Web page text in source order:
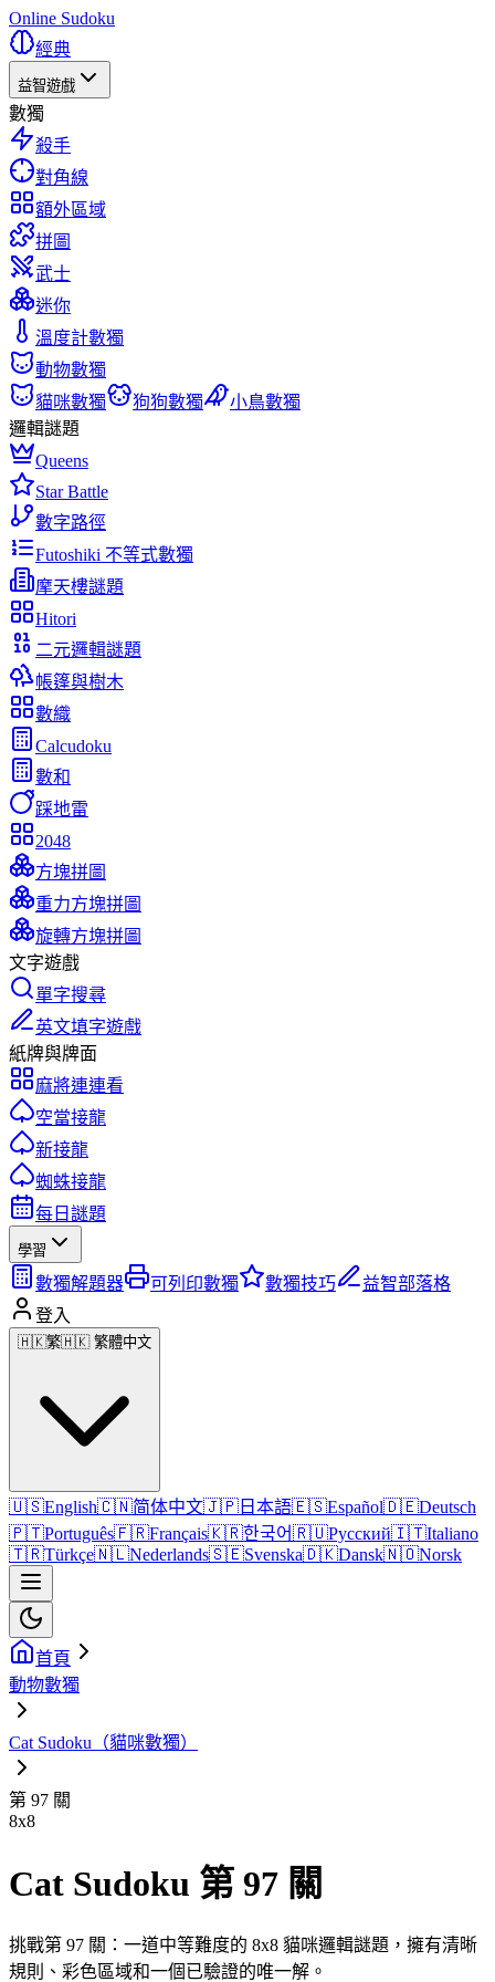
Online Sudoku
經典
益智遊戲
數獨
殺手
對角線
額外區域
拼圖
武士
迷你
溫度計數獨
動物數獨
貓咪數獨
狗狗數獨
小鳥數獨
邏輯謎題
Queens
Star Battle
數字路徑
Futoshiki 不等式數獨
摩天樓謎題
Hitori
二元邏輯謎題
帳篷與樹木
數織
Calcudoku
數和
踩地雷
2048
方塊拼圖
重力方塊拼圖
旋轉方塊拼圖
文字遊戲
單字搜尋
英文填字遊戲
紙牌與牌面
麻將連連看
空當接龍
新接龍
蜘蛛接龍
每日謎題
學習
數獨解題器 可列印數獨 數獨技巧
益智部落格
登入
🇭🇰繁🇭🇰 繁體中文
🇺🇸English🇨🇳简体中文🇯🇵 日本語🇪🇸Español🇩🇪Deutsch
🇵🇹Português🇫🇷Français🇰🇷한국어🇷🇺Русский🇮🇹Italiano
🇹🇷Türkçe🇳🇱Nederlands🇸🇪Svenska🇩🇰Dansk🇳🇴Norsk
首頁
動物數獨
Cat Sudoku（貓咪數獨）
第 97 關
8x8
Cat Sudoku 第 97 關
挑戰第 97 關：一道中等難度的 8x8 貓咪邏輯謎題，擁有清晰
規則、彩色區域和一個已驗證的唯一解。